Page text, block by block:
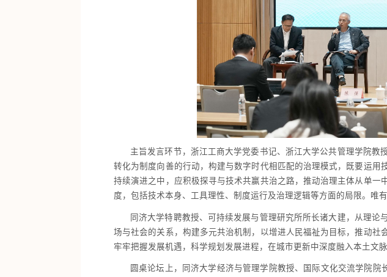
主旨发言环节，浙江工商大学党委书记、浙江大学公共管理学院
转化为制度向善的行动，构建与数字时代相匹配的治理模式，既要运
持续演进之中，应积极探寻与技术共赢共治之路，推动治理主体从单
度，包括技术本身、工具理性、制度运行及治理逻辑等方面的局限。唯
同济大学特聘教授、可持续发展与管理研究所所长诸大建，从理
场与社会的关系，构建多元共治机制，以增进人民福祉为目标，推动社
牢牢把握发展机遇，科学规划发展进程，在城市更新中深度融入本土文
圆桌论坛上，同济大学经济与管理学院教授、国际文化交流学院